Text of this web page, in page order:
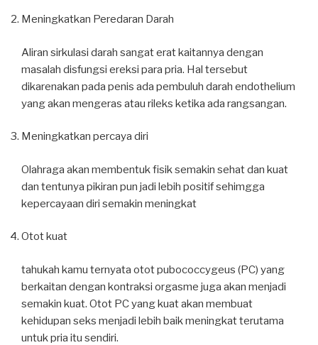
Meningkatkan Peredaran Darah
Aliran sirkulasi darah sangat erat kaitannya dengan
masalah disfungsi ereksi para pria. Hal tersebut
dikarenakan pada penis ada pembuluh darah endothelium
yang akan mengeras atau rileks ketika ada rangsangan.
Meningkatkan percaya diri
Olahraga akan membentuk fisik semakin sehat dan kuat
dan tentunya pikiran pun jadi lebih positif sehimgga
kepercayaan diri semakin meningkat
Otot kuat
tahukah kamu ternyata otot pubococcygeus (PC) yang
berkaitan dengan kontraksi orgasme juga akan menjadi
semakin kuat. Otot PC yang kuat akan membuat
kehidupan seks menjadi lebih baik meningkat terutama
untuk pria itu sendiri.